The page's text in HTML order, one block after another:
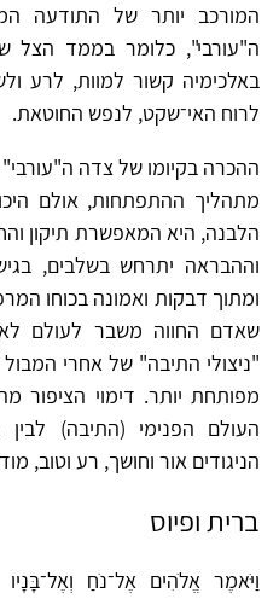
המורכב יותר של התודעה
ה"עורבי", כלומר בממד הצל
באלכימיה קשור למוות, לרע
לרוח האי־שקט, לנפש החוטאת.
ההכרה בקיומו של צדה
מתהליך ההתפתחות, אולם
הלבנה, היא המאפשרת תיקון
וההבראה יתרחש בשלבים,
ומתוך דבקות ואמונה בכוחו
שאדם החווה משבר לעולם
"ניצולי התיבה" של אחרי
מפותחת יותר. דימוי הציפור
העולם הפנימי (התיבה)
הניגודים אור וחושך, רע וטוב,
ברית ופיוס
וַיֹּאמֶר אֱלֹהִים אֶל־נֹחַ